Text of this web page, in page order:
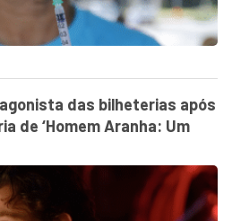
das bilheterias após
de ‘Homem Aranha: Um